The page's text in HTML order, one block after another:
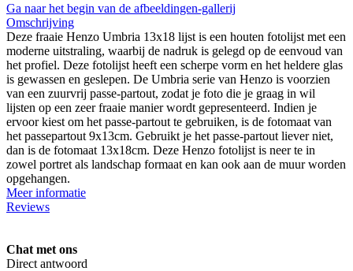
Ga naar het begin van de afbeeldingen-gallerij
Omschrijving
Deze fraaie Henzo Umbria 13x18 lijst is een houten fotolijst met een
moderne uitstraling, waarbij de nadruk is gelegd op de eenvoud van
het profiel. Deze fotolijst heeft een scherpe vorm en het heldere glas
is gewassen en geslepen. De Umbria serie van Henzo is voorzien
van een zuurvrij passe-partout, zodat je foto die je graag in wil
lijsten op een zeer fraaie manier wordt gepresenteerd. Indien je
ervoor kiest om het passe-partout te gebruiken, is de fotomaat van
het passepartout 9x13cm. Gebruikt je het passe-partout liever niet,
dan is de fotomaat 13x18cm. Deze Henzo fotolijst is neer te in
zowel portret als landschap formaat en kan ook aan de muur worden
opgehangen.
Meer informatie
Reviews
Chat met ons
Direct antwoord